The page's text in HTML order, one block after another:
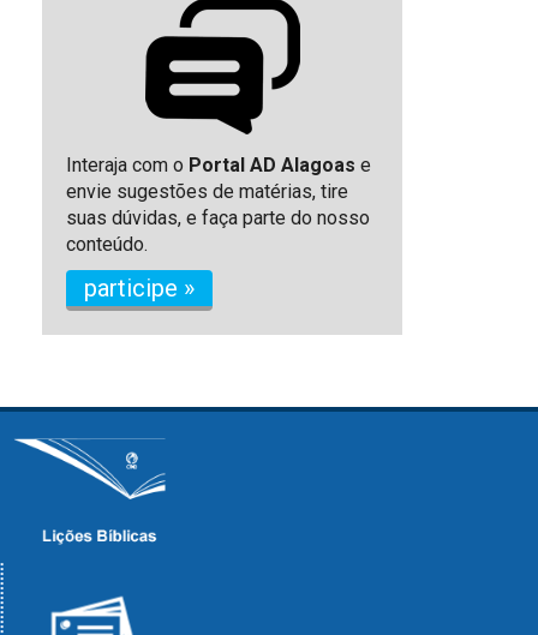
Interaja com o Portal AD Alagoas e
envie sugestões de matérias, tire
suas dúvidas, e faça parte do nosso
conteúdo.
participe »